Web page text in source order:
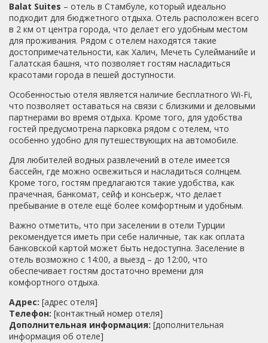
Balat Suites – отель в Стамбуле, который идеально
подходит для бюджетного отдыха. Отель расположен всего
в 2 км от центра города, что делает его удобным местом
для проживания. Рядом с отелем находятся такие
достопримечательности, как Халич, Мечеть Сулейманийе и
Галатская башня, что позволяет гостям насладиться
красотами города в пешей доступности.
Особенностью отеля является наличие бесплатного Wi-Fi,
что позволяет оставаться на связи с близкими и деловыми
партнерами во время отдыха. Кроме того, для удобства
гостей предусмотрена парковка рядом с отелем, что
особенно удобно для путешествующих на автомобиле.
Для любителей водных развлечений в отеле имеется
бассейн, где можно освежиться и насладиться солнцем.
Кроме того, гостям предлагаются такие удобства, как
прачечная, банкомат, сейф и консьерж, что делает
пребывание в отеле ещё более комфортным и удобным.
Важно отметить, что при заселении в отели Турции
рекомендуется иметь при себе наличные, так как оплата
банковской картой может быть недоступна. Заселение в
отель возможно с 14:00, а выезд – до 12:00, что
обеспечивает гостям достаточно времени для
комфортного отдыха.
Адрес: [адрес отеля]
Телефон: [контактный номер отеля]
Дополнительная информация: [дополнительная
информация об отеле]